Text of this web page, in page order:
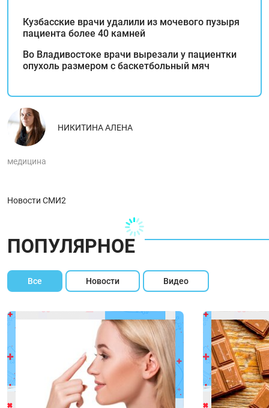
Кузбасские врачи удалили из мочевого пузыря
пациента более 40 камней
Во Владивостоке врачи вырезали у пациентки
опухоль размером с баскетбольный мяч
НИКИТИНА АЛЕНА
медицина
Новости СМИ2
ПОПУЛЯРНОЕ
Все Новости Видео